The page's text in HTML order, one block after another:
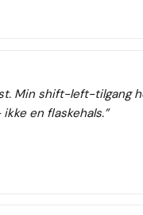
Min shift-left-tilgang
en flaskehals.”